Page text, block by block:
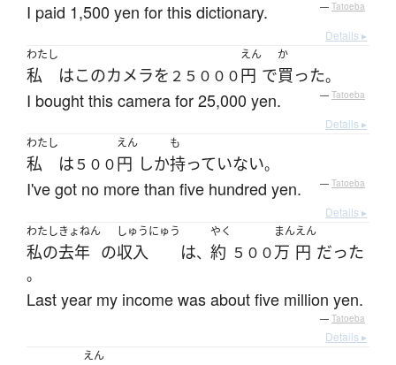
I paid 1,500 yen for this dictionary. — Tatoeba
Details ▸
わたし
私 はこのカメラを ２５０００
えん
円 で
か
買った。
I bought this camera for 25,000 yen. — Tatoeba
Details ▸
わたし
私 は５００
えん
円 しか
も
持っていない。
I've got no more than five hundred yen. — Tatoeba
Details ▸
わたし
私の
きょねん
去年 の
しゅうにゅう
収入 は、
やく
約 ５００
まん
万
えん
円 だった
。
Last year my income was about five million yen.
— Tatoeba
Details ▸
えん